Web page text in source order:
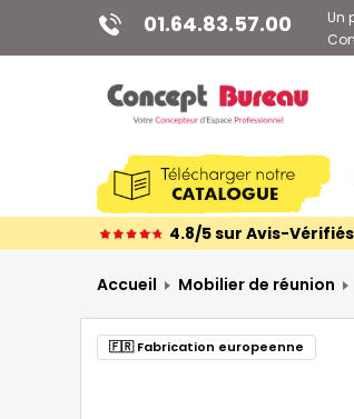
01.64.83.57.00
Un
4.8/5 sur Avis-Vérifiés
Accueil Mobilier de réunion